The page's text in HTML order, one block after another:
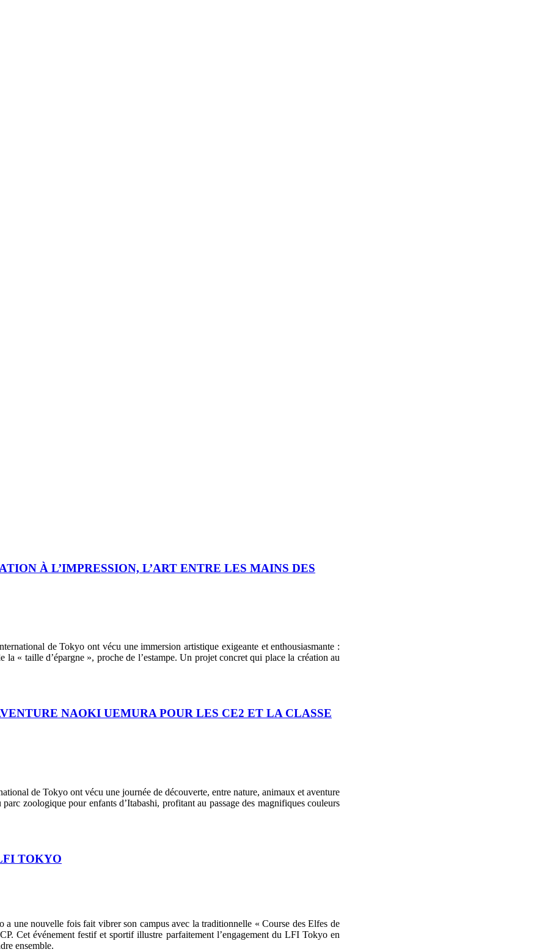
À L’IMPRESSION, L’ART ENTRE LES MAINS DES
de Tokyo ont vécu une immersion artistique exigeante et enthousiasmante :
« taille d’épargne », proche de l’estampe. Un projet concret qui place la création au
NAOKI UEMURA POUR LES CE2 ET LA CLASSE
de Tokyo ont vécu une journée de découverte, entre nature, animaux et aventure
zoologique pour enfants d’Itabashi, profitant au passage des magnifiques couleurs
TOKYO
une nouvelle fois fait vibrer son campus avec la traditionnelle « Course des Elfes de
Cet événement festif et sportif illustre parfaitement l’engagement du LFI Tokyo en
ensemble.